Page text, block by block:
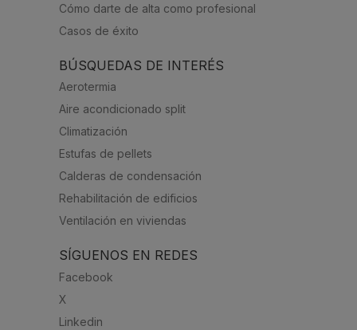
Cómo darte de alta como profesional
Casos de éxito
BÚSQUEDAS DE INTERÉS
Aerotermia
Aire acondicionado split
Climatización
Estufas de pellets
Calderas de condensación
Rehabilitación de edificios
Ventilación en viviendas
SÍGUENOS EN REDES
Facebook
X
Linkedin